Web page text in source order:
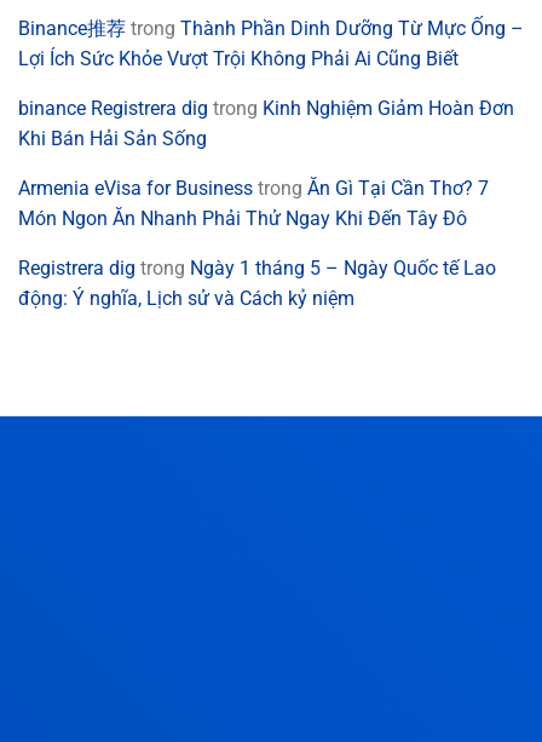
Binance推荐 trong Thành Phần Dinh Dưỡng Từ Mực Ống –
Lợi Ích Sức Khỏe Vượt Trội Không Phải Ai Cũng Biết
binance Registrera dig trong Kinh Nghiệm Giảm Hoàn Đơn
Khi Bán Hải Sản Sống
Armenia eVisa for Business trong Ăn Gì Tại Cần Thơ? 7
Món Ngon Ăn Nhanh Phải Thử Ngay Khi Đến Tây Đô
Registrera dig trong Ngày 1 tháng 5 – Ngày Quốc tế Lao
động: Ý nghĩa, Lịch sử và Cách kỷ niệm